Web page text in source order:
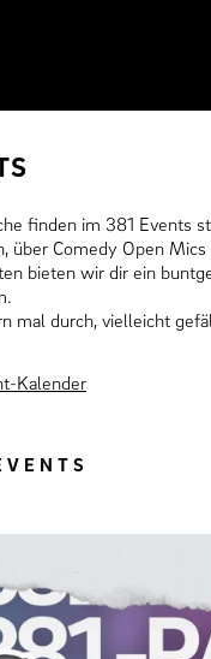
finden im 381 Events
über Comedy Open Mics
bieten wir dir ein
mal durch, vielleicht
Kalender